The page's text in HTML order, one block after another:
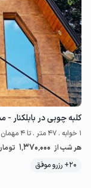
کلبه چوبی در بابلکنار -
1 خوابه . 47 متر . تا 4 مهمان
هر شب از 1٬370٬000
20+ رزرو موفق